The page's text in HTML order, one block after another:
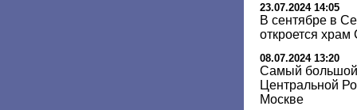
23.07.2024 14:05
В сентябре в
откроется
08.07.2024 13:20
Самый
Центральной
Москве